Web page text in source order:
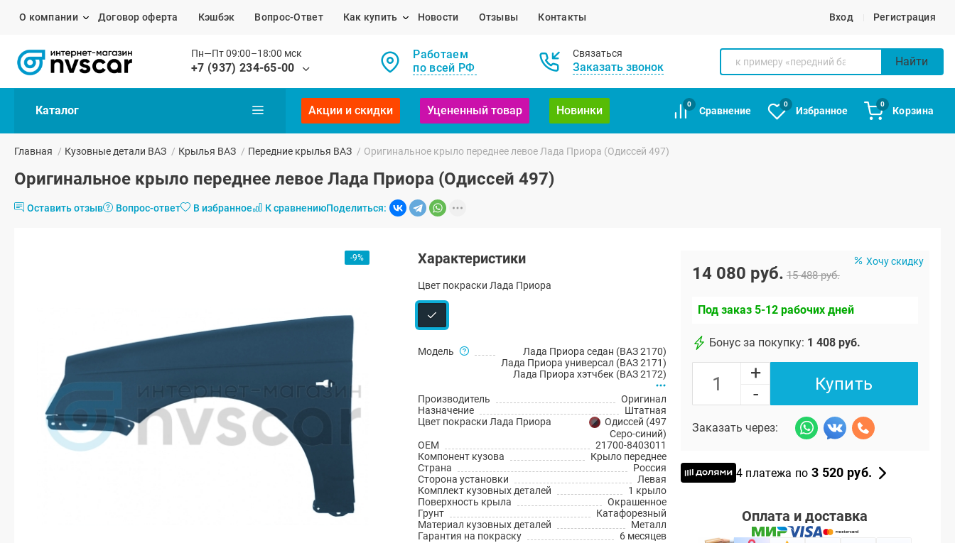
О компании Договор оферта Кэшбэк Вопрос-Ответ Как купить Новости Отзывы Контакты Вход Регистрация
Пн—Пт 09:00–18:00 мск
+7 (937) 234-65-00
Работаем
по всей РФ
Связаться
Заказать звонок Найти
Каталог Акции и скидки Уцененный товар Новинки
0
Сравнение
0
Избранное
0
Корзина
Главная / Кузовные детали ВАЗ / Крылья ВАЗ / Передние крылья ВАЗ / Оригинальное крыло переднее левое Лада Приора (Одиссей 497)
Оригинальное крыло переднее левое Лада Приора (Одиссей 497)
Оставить отзыв Вопрос-ответ В избранное К сравнениюПоделиться:
-9% Характеристики
Цвет покраски Лада Приора
Модель
Лада Приора седан (ВАЗ 2170)
Лада Приора универсал (ВАЗ 2171)
Лада Приора хэтчбек (ВАЗ 2172)
Производитель
Оригинал
Назначение
Штатная
Цвет покраски Лада Приора
Одиссей (497
Серо-синий)
OEM
21700-8403011
Компонент кузова
Крыло переднее
Страна
Россия
Сторона установки
Левая
Комплект кузовных деталей
1 крыло
Поверхность крыла
Окрашенное
Грунт
Катафорезный
Материал кузовных деталей
Металл
Гарантия на покраску
6 месяцев
Хочу скидку
14 080 руб. 15 488 руб.
Под заказ 5-12 рабочих дней
Бонус за покупку: 1 408 руб.
+
-
Купить
Заказать через:
4 платежа по 3 520 руб.
Оплата и доставка